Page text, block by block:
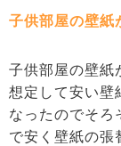
子供部屋の壁紙
子供部屋の壁紙
想定して安い壁
なったのでそろ
で安く壁紙の張